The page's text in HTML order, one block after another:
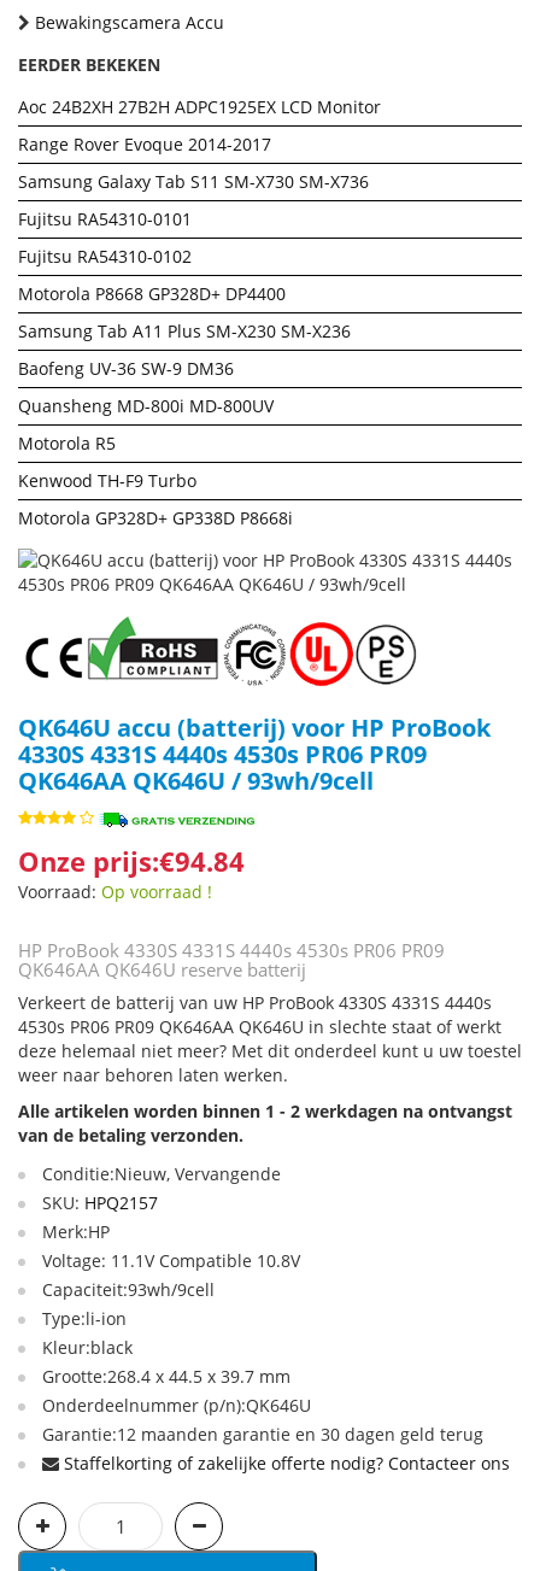
Bewakingscamera Accu
EERDER BEKEKEN
Aoc 24B2XH 27B2H ADPC1925EX LCD Monitor
Range Rover Evoque 2014-2017
Samsung Galaxy Tab S11 SM-X730 SM-X736
Fujitsu RA54310-0101
Fujitsu RA54310-0102
Motorola P8668 GP328D+ DP4400
Samsung Tab A11 Plus SM-X230 SM-X236
Baofeng UV-36 SW-9 DM36
Quansheng MD-800i MD-800UV
Motorola R5
Kenwood TH-F9 Turbo
Motorola GP328D+ GP338D P8668i
QK646U accu (batterij) voor HP ProBook
4330S 4331S 4440s 4530s PR06 PR09
QK646AA QK646U / 93wh/9cell
Onze prijs:€94.84
Voorraad: Op voorraad !
HP ProBook 4330S 4331S 4440s 4530s PR06 PR09
QK646AA QK646U reserve batterij
Verkeert de batterij van uw HP ProBook 4330S 4331S 4440s
4530s PR06 PR09 QK646AA QK646U in slechte staat of werkt
deze helemaal niet meer? Met dit onderdeel kunt u uw toestel
weer naar behoren laten werken.
Alle artikelen worden binnen 1 - 2 werkdagen na ontvangst
van de betaling verzonden.
Conditie:Nieuw, Vervangende
SKU: HPQ2157
Merk:HP
Voltage: 11.1V Compatible 10.8V
Capaciteit:93wh/9cell
Type:li-ion
Kleur:black
Grootte:268.4 x 44.5 x 39.7 mm
Onderdeelnummer (p/n):QK646U
Garantie:12 maanden garantie en 30 dagen geld terug
Staffelkorting of zakelijke offerte nodig? Contacteer ons